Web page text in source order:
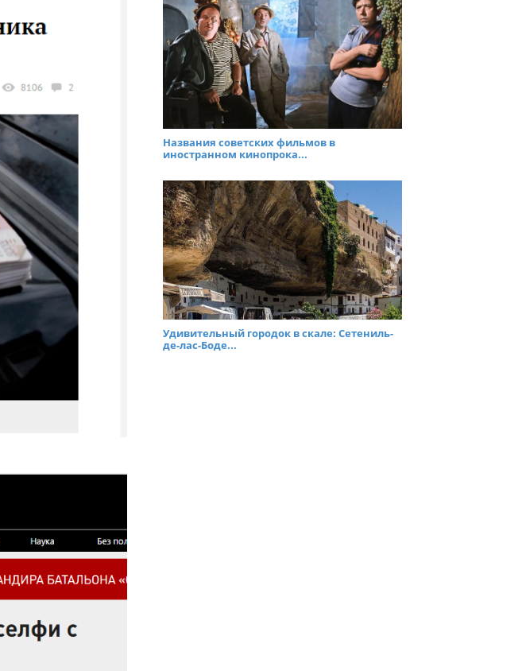
Названия советских фильмов в
иностранном кинопрока...
Удивительный городок в скале: Сетениль-
де-лас-Боде...